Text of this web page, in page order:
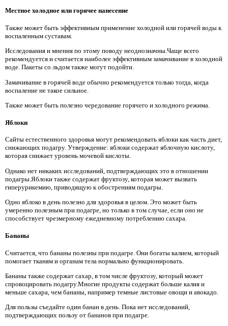
Местное холодное или горячее нанесение
Также может быть эффективным применение холодной или горячей воды к
воспаленным суставам.
Исследования и мнения по этому поводу неоднозначны.Чаще всего
рекомендуется и считается наиболее эффективным замачивание в холодной
воде. Пакеты со льдом также могут подойти.
Замачивание в горячей воде обычно рекомендуется только тогда, когда
воспаление не такое сильное.
Также может быть полезно чередование горячего и холодного режима.
Яблоки
Сайты естественного здоровья могут рекомендовать яблоки как часть диет,
снижающих подагру. Утверждение: яблоки содержат яблочную кислоту,
которая снижает уровень мочевой кислоты.
Однако нет никаких исследований, подтверждающих это в отношении
подагры.Яблоки также содержат фруктозу, которая может вызвать
гиперурикемию, приводящую к обострениям подагры.
Одно яблоко в день полезно для здоровья в целом. Это может быть
умеренно полезным при подагре, но только в том случае, если оно не
способствует чрезмерному ежедневному потреблению сахара.
Бананы
Считается, что бананы полезны при подагре. Они богаты калием, который
помогает тканям и органам тела нормально функционировать.
Бананы также содержат сахар, в том числе фруктозу, который может
спровоцировать подагру.Многие продукты содержат больше калия и
меньше сахара, чем бананы, например темные листовые овощи и авокадо.
Для пользы съедайте один банан в день. Пока нет исследований,
подтверждающих пользу от бананов при подагре.